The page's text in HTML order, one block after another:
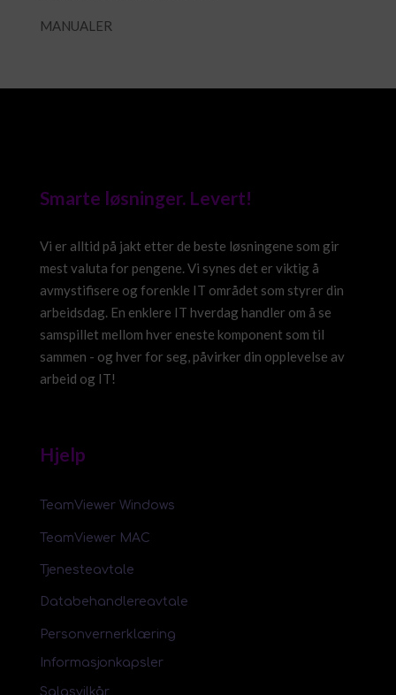
MANUALER
Smarte løsninger. Levert!
Vi er alltid på jakt etter de beste løsningene som gir
mest valuta for pengene. Vi synes det er viktig å
avmystifisere og forenkle IT området som styrer din
arbeidsdag. En enklere IT hverdag handler om å se
samspillet mellom hver eneste komponent som til
sammen - og hver for seg, påvirker din opplevelse av
arbeid og IT!
Hjelp
TeamViewer Windows
TeamViewer MAC
Tjenesteavtale
Databehandlereavtale
Personvernerklæring
Informasjonkapsler
Salgsvilkår